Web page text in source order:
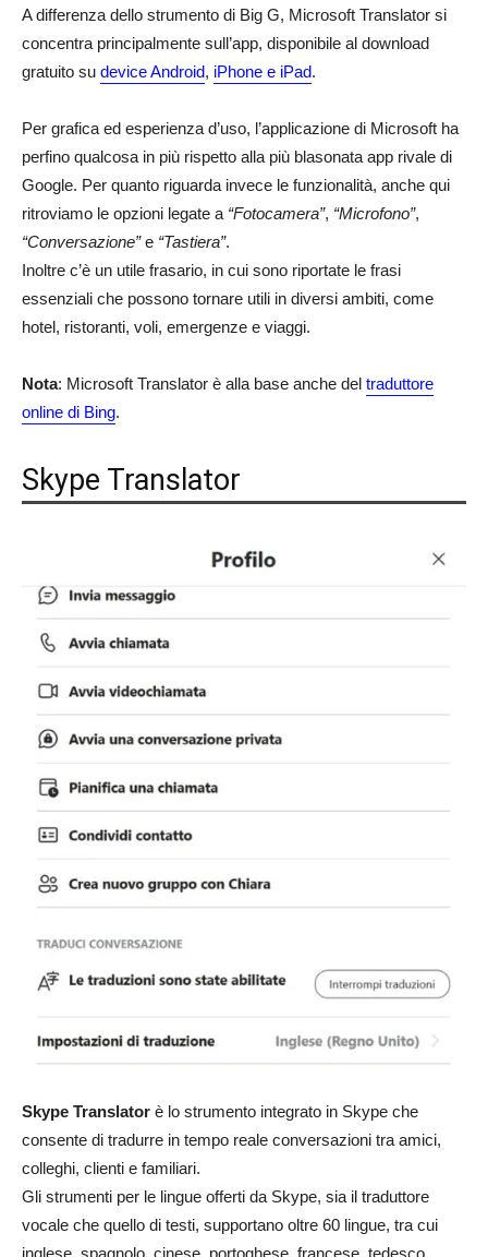
A differenza dello strumento di Big G, Microsoft Translator si
concentra principalmente sull’app, disponibile al download
gratuito su device Android, iPhone e iPad.
Per grafica ed esperienza d’uso, l’applicazione di Microsoft ha
perfino qualcosa in più rispetto alla più blasonata app rivale di
Google. Per quanto riguarda invece le funzionalità, anche qui
ritroviamo le opzioni legate a “Fotocamera”, “Microfono”,
“Conversazione”e “Tastiera”.
Inoltre c’è un utile frasario, in cui sono riportate le frasi
essenziali che possono tornare utili in diversi ambiti, come
hotel, ristoranti, voli, emergenze e viaggi.
Nota: Microsoft Translator è alla base anche del traduttore
online di Bing.
Skype Translator
Skype Translator è lo strumento integrato in Skype che
consente di tradurre in tempo reale conversazioni tra amici,
colleghi, clienti e familiari.
Gli strumenti per le lingue offerti da Skype, sia il traduttore
vocale che quello di testi, supportano oltre 60 lingue, tra cui
inglese, spagnolo, cinese, portoghese, francese, tedesco,